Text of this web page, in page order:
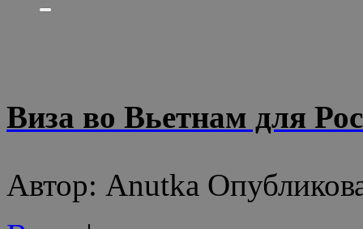
Виза во Вьетнам для
Автор: Anutka